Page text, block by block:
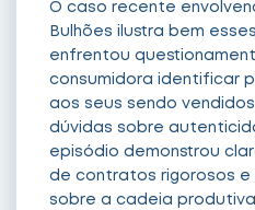
O caso recente
Bulhões ilustra bem
enfrentou
consumidora identificar
aos seus sendo
dúvidas sobre
episódio demonstrou
de contratos rigorosos e
sobre a cadeia